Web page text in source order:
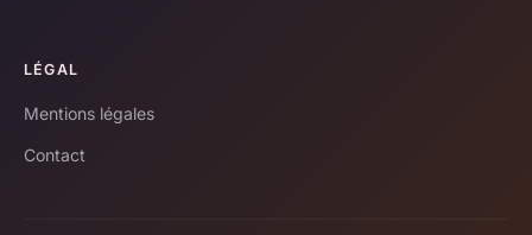
LÉGAL
Mentions légales
Contact